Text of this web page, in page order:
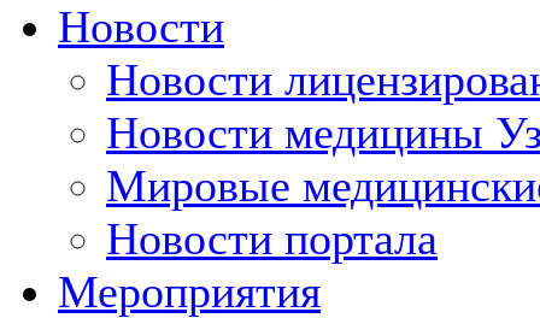
Новости
Новости
Новости медицины
Мировые
Новости портала
Мероприятия